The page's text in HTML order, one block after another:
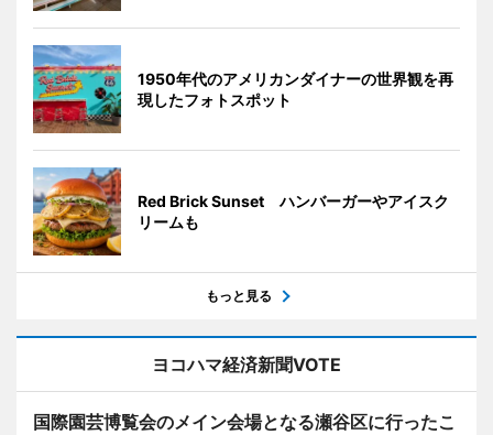
1950年代のアメリカンダイナーの世界観を再
現したフォトスポット
Red Brick Sunset ハンバーガーやアイスク
リームも
もっと見る
ヨコハマ経済新聞VOTE
国際園芸博覧会のメイン会場となる瀬谷区に行ったこ